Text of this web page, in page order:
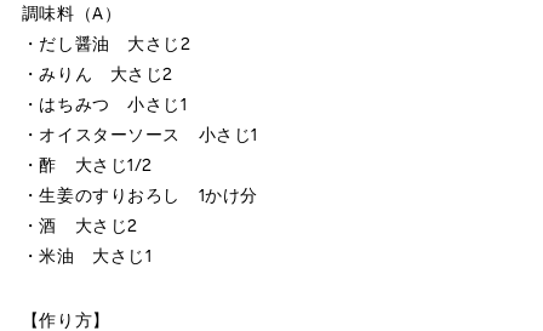
調味料（A）
・だし醤油 大さじ2
・みりん 大さじ2
・はちみつ 小さじ1
・オイスターソース 小さじ1
・酢 大さじ1/2
・生姜のすりおろし 1かけ分
・酒 大さじ2
・米油 大さじ1
【作り方】